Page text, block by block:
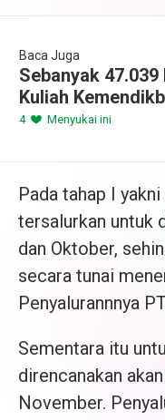
Baca Juga
Sebanyak
Kuliah
Lolos Seleksi
4 Menyukai ini
Pada tahap I
tersalurkan untuk
dan Oktober,
secara tunai
Penyalurannnya
Sementara itu
direncanakan
November.